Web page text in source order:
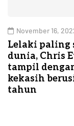
November 16,
Lelaki paling
dunia, Chris
tampil
kekasih
tahun